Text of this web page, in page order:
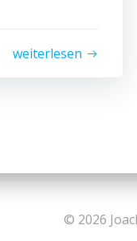
weiterlesen
© 2026